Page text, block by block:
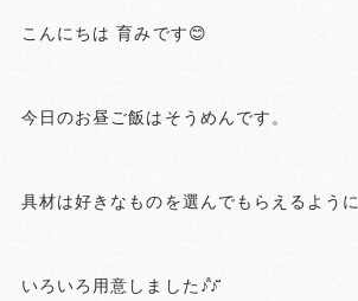
こんにちは 育みです😊
今日のお昼ご飯はそうめんです。
具材は好きなものを選んでもらえるように
いろいろ用意しました♪̊̈♪̆̈